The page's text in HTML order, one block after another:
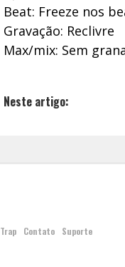
Beat: Freeze nos
Gravação: Reclivre
Max/mix: Sem grana
Neste artigo:
Trap Contato
Suporte